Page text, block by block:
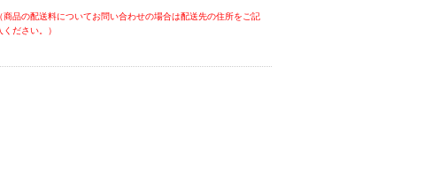
（商品の配送料についてお問い合わせの場合は配送先の住所をご記
ください。）